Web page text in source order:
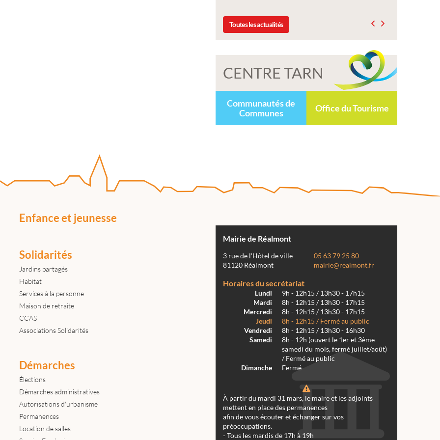
Toutes les actualités
CENTRE TARN
Communautés de
Communes
Office du Tourisme
Enfance et jeunesse
Solidarités
Jardins partagés
Habitat
Services à la personne
Maison de retraite
CCAS
Associations Solidarités
Démarches
Élections
Démarches administratives
Autorisations d'urbanisme
Permanences
Location de salles
Mairie de Réalmont
3 rue de l'Hôtel de ville
81120 Réalmont
05 63 79 25 80
mairie@realmont.fr
Horaires du secrétariat
Lundi
9h - 12h15 / 13h30 - 17h15
Mardi
8h - 12h15 / 13h30 - 17h15
Mercredi
8h - 12h15 / 13h30 - 17h15
Jeudi
8h - 12h15 / Fermé au public
Vendredi
8h - 12h15 / 13h30 - 16h30
Samedi
8h - 12h (ouvert le 1er et 3ème
samedi du mois, fermé juillet/août)
/ Fermé au public
Dimanche
Fermé
À partir du mardi 31 mars, le maire et les adjoints
mettent en place des permanences
afin de vous écouter et échanger sur vos
préoccupations.
- Tous les mardis de 17h à 19h